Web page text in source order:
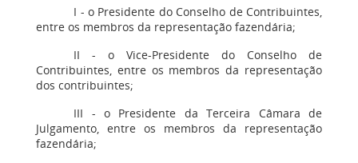
I - o Presidente do Conselho de Contribuintes,
entre os membros da representação fazendária;
II - o Vice-Presidente do Conselho de
Contribuintes, entre os membros da representação
dos contribuintes;
III - o Presidente da Terceira Câmara de
Julgamento, entre os membros da representação
fazendária;